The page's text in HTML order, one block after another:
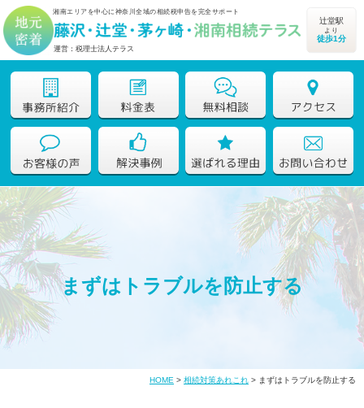
湘南エリアを中心に神奈川全域の相続税申告を完全サポート
運営：税理士法人テラス
辻堂駅
より
徒歩1分
まずはトラブルを防止する
HOME > 相続対策あれこれ > まずはトラブルを防止する